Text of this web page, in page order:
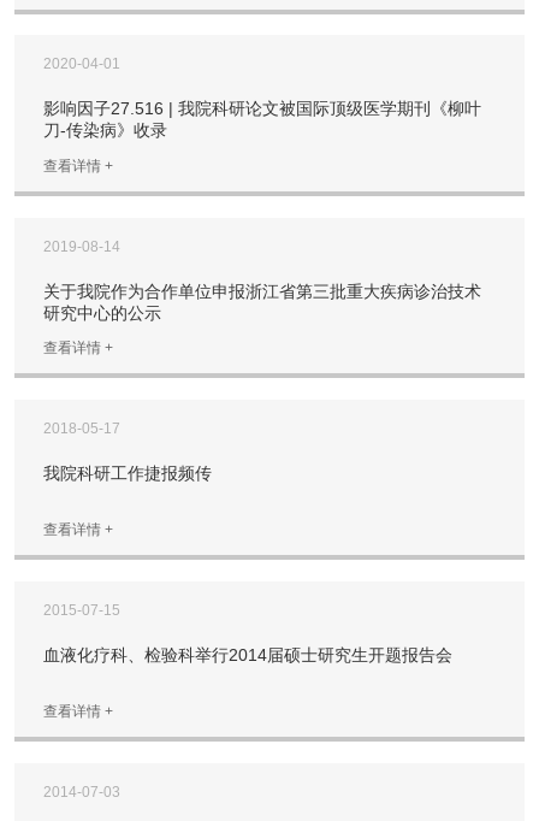
2020-04-01
影响因子27.516 | 我院科研论文被国际顶级医学期刊《柳叶
刀-传染病》收录
查看详情 +
2019-08-14
关于我院作为合作单位申报浙江省第三批重大疾病诊治技术
研究中心的公示
查看详情 +
2018-05-17
我院科研工作捷报频传
查看详情 +
2015-07-15
血液化疗科、检验科举行2014届硕士研究生开题报告会
查看详情 +
2014-07-03